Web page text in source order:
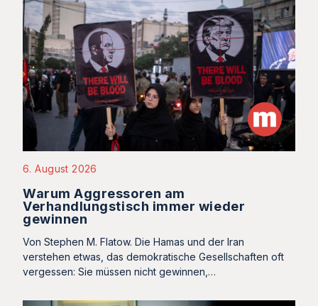
6. August 2026
Warum Aggressoren am
Verhandlungstisch immer wieder
gewinnen
Von Stephen M. Flatow. Die Hamas und der Iran
verstehen etwas, das demokratische Gesellschaften oft
vergessen: Sie müssen nicht gewinnen,…